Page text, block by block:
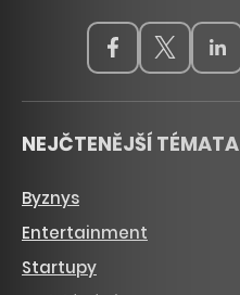
NEJČTENĚJŠÍ TÉMATA
Byznys
Entertainment
Startupy